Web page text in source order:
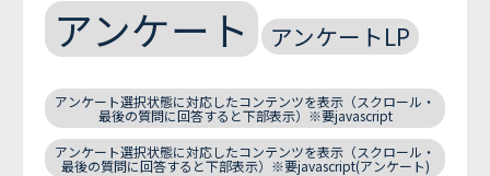
アンケート アンケートLP
アンケート選択状態に対応したコンテンツを表示（スクロール・
最後の質問に回答すると下部表示）※要javascript
アンケート選択状態に対応したコンテンツを表示（スクロール・
最後の質問に回答すると下部表示）※要javascript(アンケート)